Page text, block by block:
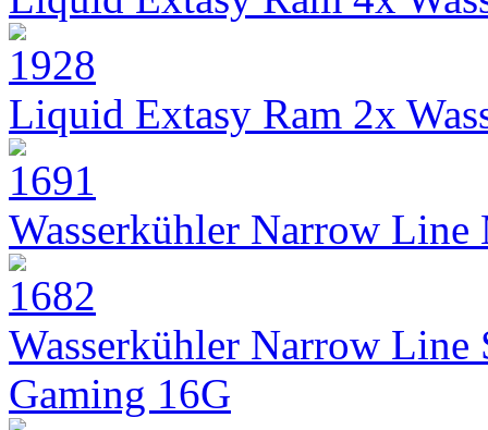
Liquid Extasy Ram 2x
Wasserkühler Narrow
Wasserkühler Narrow
Gaming 16G